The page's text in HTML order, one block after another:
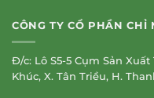
CÔNG TY CỔ PHẦN CHỈ
Đ/c: Lô S5-5 Cụm Sản
Khúc, X. Tân Triều, H.